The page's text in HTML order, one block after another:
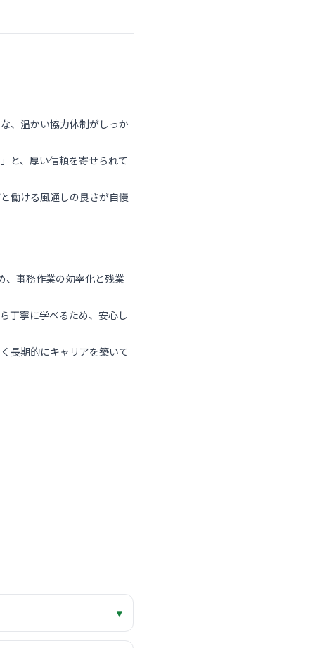
、温かい協力体制がしっか
と、厚い信頼を寄せられて
働ける風通しの良さが自慢
、事務作業の効率化と残業
丁寧に学べるため、安心し
長期的にキャリアを築いて
▾